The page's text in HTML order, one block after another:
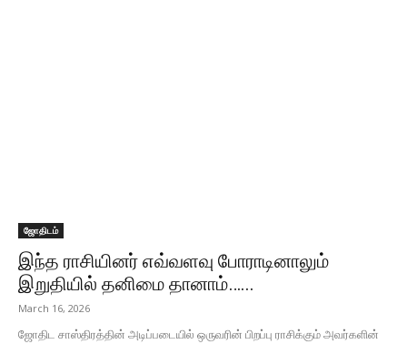
ஜோதிடம்
இந்த ராசியினர் எவ்வளவு போராடினாலும்
இறுதியில் தனிமை தானாம்…...
March 16, 2026
ஜோதிட சாஸ்திரத்தின் அடிப்படையில் ஒருவரின் பிறப்பு ராசிக்கும் அவர்களின்